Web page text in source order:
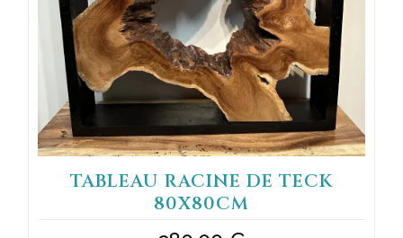
TABLEAU RACINE DE TECK
80X80CM